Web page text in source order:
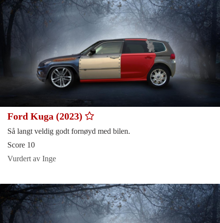
Ford Kuga (2023)
Så langt veldig godt fornøyd med bilen.
Score 10
Vurdert av Inge